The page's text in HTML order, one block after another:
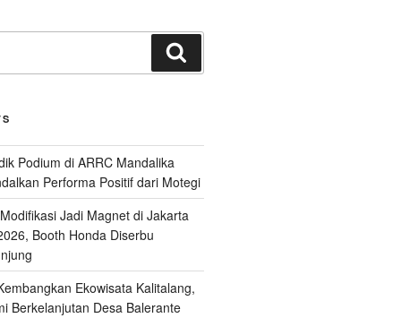
Podium di ARRC Mandalika
Performa Positif dari Motegi
Jadi Magnet di Jakarta
Booth Honda Diserbu
Ekowisata Kalitalang,
Berkelanjutan Desa Balerante